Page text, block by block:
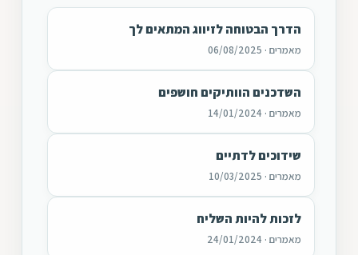
הדרך הבטוחה לזיווג המתאים לך
מאמרים · 06/08/2025
השדכנים הוותיקים חושפים
מאמרים · 14/01/2024
שידוכים לדתיים
מאמרים · 10/03/2025
לזכות להיות השליח
מאמרים · 24/01/2024